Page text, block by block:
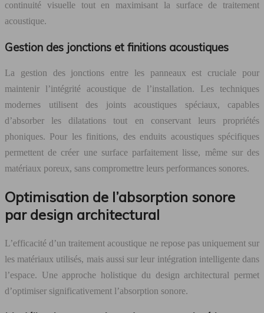
continuité visuelle tout en maximisant la surface de traitement
acoustique.
Gestion des jonctions et finitions acoustiques
La gestion des jonctions entre les panneaux est cruciale pour
maintenir l’intégrité acoustique de l’installation. Les techniques
modernes utilisent des joints acoustiques spéciaux, capables
d’absorber les dilatations tout en conservant leurs propriétés
phoniques. Pour les finitions, des enduits acoustiques spécifiques
permettent de créer une surface parfaitement lisse, même sur des
matériaux poreux, sans compromettre leurs performances sonores.
Optimisation de l’absorption sonore
par design architectural
L’efficacité d’un traitement acoustique ne repose pas uniquement sur
les matériaux utilisés, mais aussi sur leur intégration intelligente dans
l’espace. Une approche holistique du design architectural permet
d’optimiser significativement l’absorption sonore.